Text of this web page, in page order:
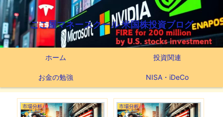
ここ屋マネースクール 米国株投資ブログ
ホーム 投資関連
お金の勉強 NISA・iDeCo
市場分析 市場分析